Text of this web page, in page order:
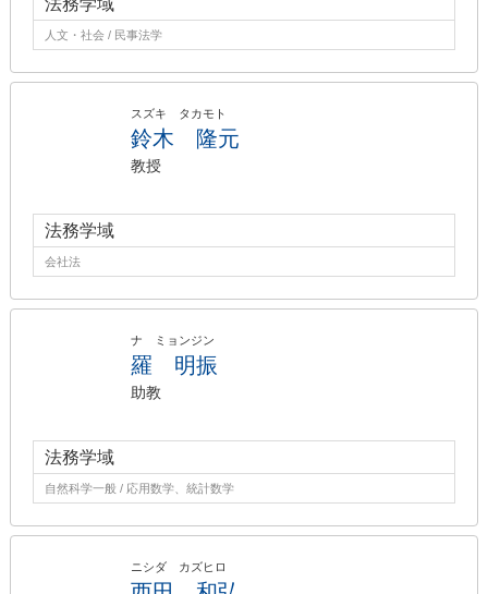
法務学域
人文・社会 / 民事法学
スズキ タカモト
鈴木 隆元
教授
法務学域
会社法
ナ ミョンジン
羅 明振
助教
法務学域
自然科学一般 / 応用数学、統計数学
ニシダ カズヒロ